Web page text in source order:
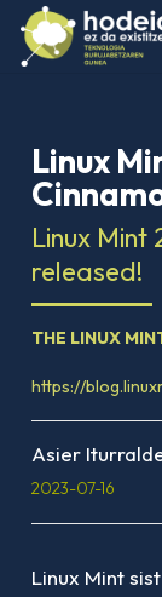
Linux
Linux Mint
released!
THE LINUX
https://
Asier
2023-07-16
Linux Mint